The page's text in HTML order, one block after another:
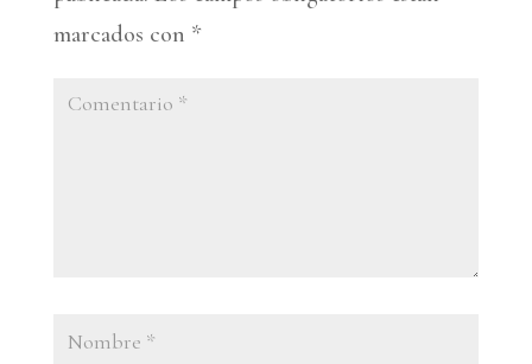
marcados con *